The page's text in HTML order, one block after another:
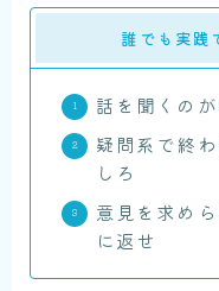
誰でも実践
話を聞くの
疑問系で終
しろ
意見を求め
に返せ